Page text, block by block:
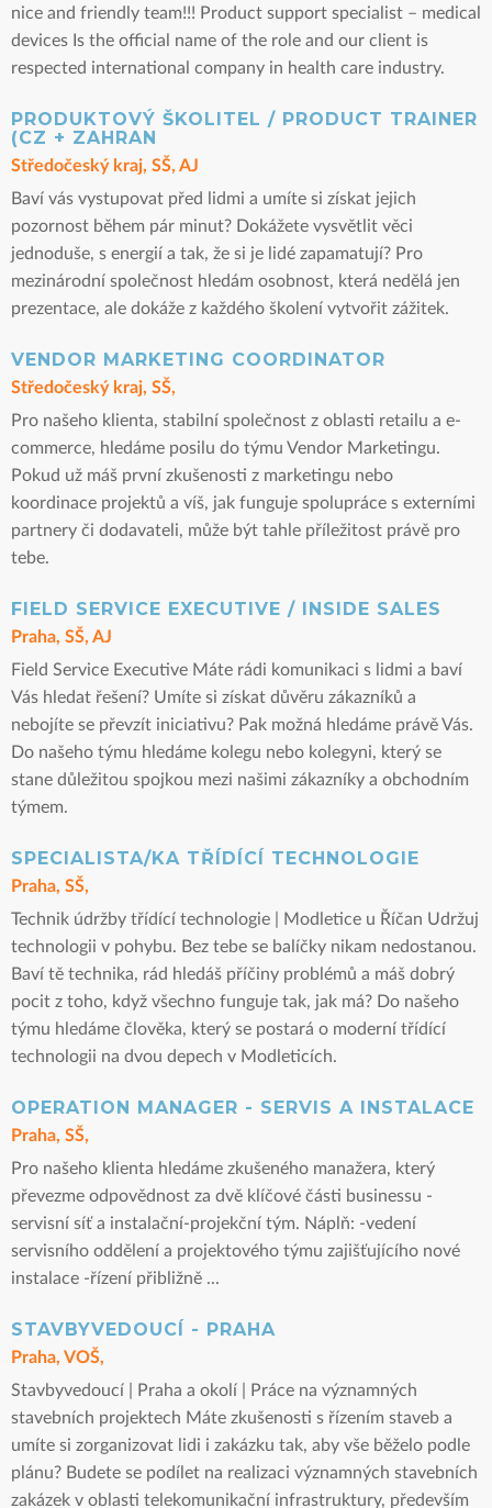
nice and friendly team!!! Product support specialist – medical
devices Is the official name of the role and our client is
respected international company in health care industry.
PRODUKTOVÝ ŠKOLITEL / PRODUCT TRAINER
(CZ + ZAHRAN
Středočeský kraj, SŠ, AJ
Baví vás vystupovat před lidmi a umíte si získat jejich
pozornost během pár minut? Dokážete vysvětlit věci
jednoduše, s energií a tak, že si je lidé zapamatují? Pro
mezinárodní společnost hledám osobnost, která nedělá jen
prezentace, ale dokáže z každého školení vytvořit zážitek.
VENDOR MARKETING COORDINATOR
Středočeský kraj, SŠ,
Pro našeho klienta, stabilní společnost z oblasti retailu a e-
commerce, hledáme posilu do týmu Vendor Marketingu.
Pokud už máš první zkušenosti z marketingu nebo
koordinace projektů a víš, jak funguje spolupráce s externími
partnery či dodavateli, může být tahle příležitost právě pro
tebe.
FIELD SERVICE EXECUTIVE / INSIDE SALES
Praha, SŠ, AJ
Field Service Executive Máte rádi komunikaci s lidmi a baví
Vás hledat řešení? Umíte si získat důvěru zákazníků a
nebojíte se převzít iniciativu? Pak možná hledáme právě Vás.
Do našeho týmu hledáme kolegu nebo kolegyni, který se
stane důležitou spojkou mezi našimi zákazníky a obchodním
týmem.
SPECIALISTA/KA TŘÍDÍCÍ TECHNOLOGIE
Praha, SŠ,
Technik údržby třídící technologie | Modletice u Říčan Udržuj
technologii v pohybu. Bez tebe se balíčky nikam nedostanou.
Baví tě technika, rád hledáš příčiny problémů a máš dobrý
pocit z toho, když všechno funguje tak, jak má? Do našeho
týmu hledáme člověka, který se postará o moderní třídící
technologii na dvou depech v Modleticích.
OPERATION MANAGER - SERVIS A INSTALACE
Praha, SŠ,
Pro našeho klienta hledáme zkušeného manažera, který
převezme odpovědnost za dvě klíčové části businessu -
servisní síť a instalační-projekční tým. Náplň: -vedení
servisního oddělení a projektového týmu zajišťujícího nové
instalace -řízení přibližně ...
STAVBYVEDOUCÍ - PRAHA
Praha, VOŠ,
Stavbyvedoucí | Praha a okolí | Práce na významných
stavebních projektech Máte zkušenosti s řízením staveb a
umíte si zorganizovat lidi i zakázku tak, aby vše běželo podle
plánu? Budete se podílet na realizaci významných stavebních
zakázek v oblasti telekomunikační infrastruktury, především